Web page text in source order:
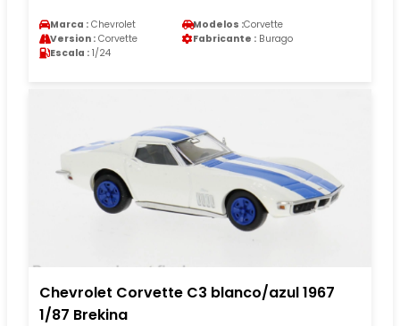
Marca : Chevrolet Modelos :Corvette
Version : Corvette Fabricante : Burago
Escala : 1/24
Chevrolet Corvette C3 blanco/azul 1967
1/87 Brekina